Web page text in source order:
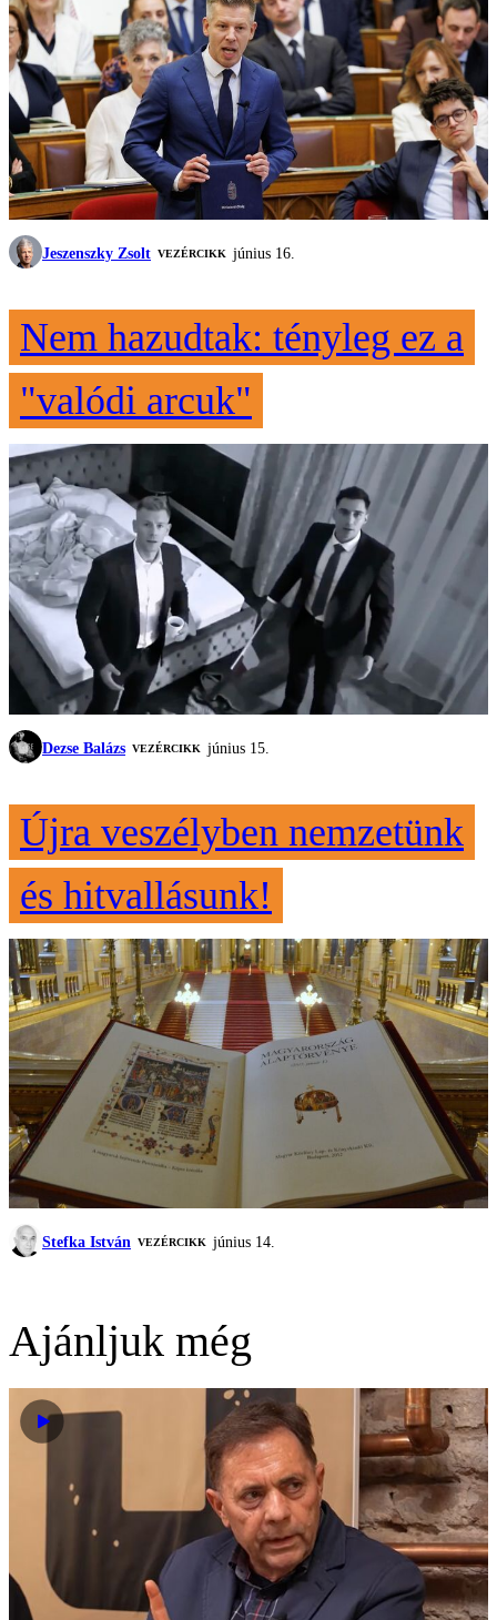
Jeszenszky Zsolt VEZÉRCIKK június 16.
Nem hazudtak: tényleg ez a
"valódi arcuk"
Dezse Balázs VEZÉRCIKK június 15.
Újra veszélyben nemzetünk
és hitvallásunk!
Stefka István VEZÉRCIKK június 14.
Ajánljuk még